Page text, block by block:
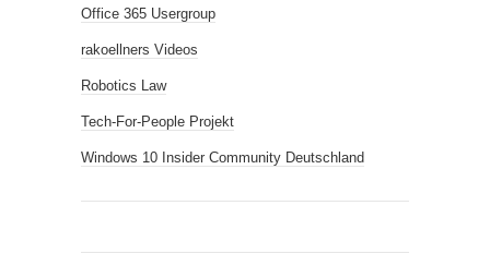
Office 365 Usergroup
rakoellners Videos
Robotics Law
Tech-For-People Projekt
Windows 10 Insider Community Deutschland